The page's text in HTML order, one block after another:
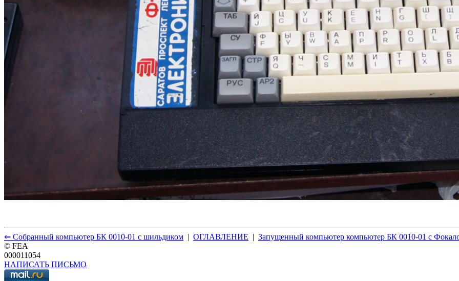
⇐ Собранный компьютер БК 0010-01 с шильдиком | ОГЛАВЛЕНИЕ | Запущенный компьютер компьютер БК 0010-01 с
© FEA
000011054
НАПИСАТЬ ПИСЬМО